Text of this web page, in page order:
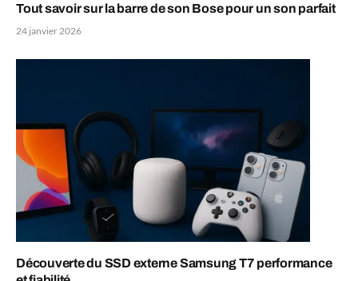
Tout savoir sur la barre de son Bose pour un son parfait
24 janvier 2026
Découverte du SSD externe Samsung T7 performance